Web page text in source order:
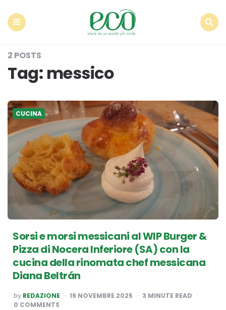
2 POSTS
Tag: messico
CUCINA
Sorsi e morsi messicani al WIP Burger &
Pizza di Nocera Inferiore (SA) con la
cucina della rinomata chef messicana
Diana Beltrán
POSTED
BY
by REDAZIONE 19 NOVEMBRE 2025 3 MINUTE READ
0 COMMENTS